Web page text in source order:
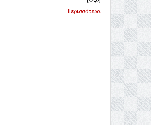
Περισσότερα